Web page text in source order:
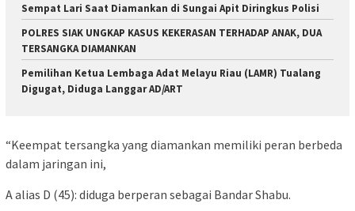
Sempat Lari Saat Diamankan di Sungai Apit Diringkus Polisi
POLRES SIAK UNGKAP KASUS KEKERASAN TERHADAP ANAK, DUA
TERSANGKA DIAMANKAN
Pemilihan Ketua Lembaga Adat Melayu Riau (LAMR) Tualang
Digugat, Diduga Langgar AD/ART
“Keempat tersangka yang diamankan memiliki peran berbeda
dalam jaringan ini,
A alias D (45): diduga berperan sebagai Bandar Shabu.